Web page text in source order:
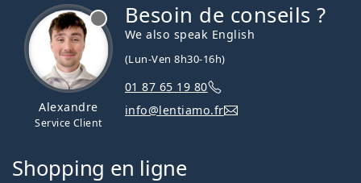
Alexandre
Service Client
Besoin de conseils ?
We also speak English
(Lun-Ven 8h30-16h)
01 87 65 19 80
info@lentiamo.fr
Shopping en ligne